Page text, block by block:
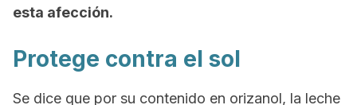
esta afección.
Protege contra el sol
Se dice que por su contenido en orizanol, la leche